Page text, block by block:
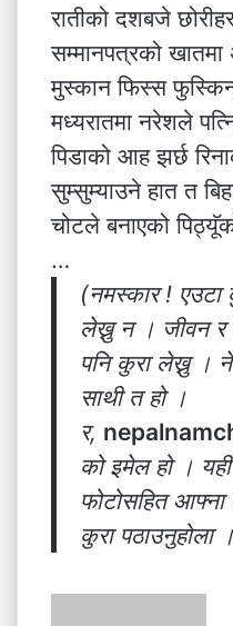
रातीको दशबजे
सम्मानपत्रको खातमा
मुस्कान फिस्स
मध्यरातमा नरेशले
पिडाको आह झर्छ
सुम्सुम्याउने हात त
चोटले बनाएको
…
(नमस्कार ! एउटा
लेख्नु न । जीवन
पनि कुरा लेख्नु ।
साथी त हो ।
र,
को इमेल हो ।
फोटोसहित
कुरा पठाउनुहोला